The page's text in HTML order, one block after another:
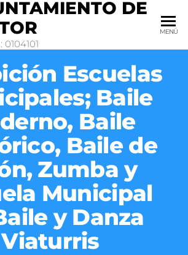
DE
0104101
MENÚ
Escuelas
Baile
Baile
Baile de
Zumba y
Municipal
y Danza
Viaturris